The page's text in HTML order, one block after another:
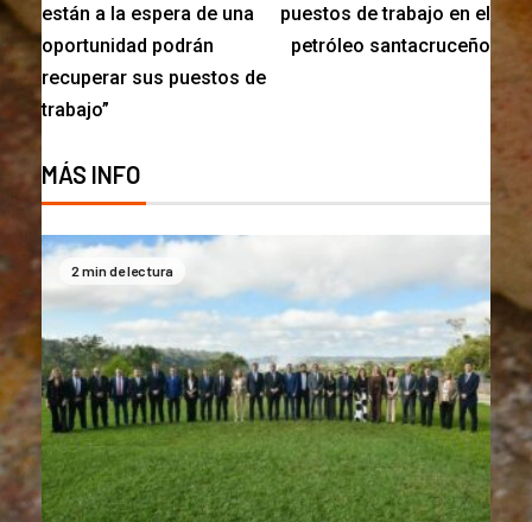
están a la espera de una
oportunidad podrán
recuperar sus puestos de
trabajo”
puestos de trabajo en el
petróleo santacruceño
MÁS INFO
2 min de lectura